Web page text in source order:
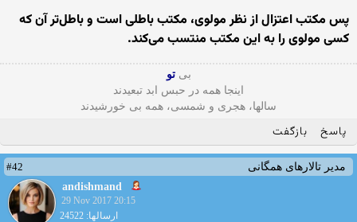
پس مکتب اعتزال از نظر مولوى، مکتب باطلى است و باطل‌‏تر آن که
کسى مولوى را به این مکتب منتسب می‌کند.
بی تو
اینجا همه در حبس ابد تبعیدند
سالها، هجری و شمسی، همه بی خورشیدند
پاسخ بازگفت
مدیر تالارهای همگانی
#42
andishmand
29 Nov 2017 20:15
ارسالها: 24522